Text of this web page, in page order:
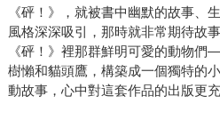
《砰！》，就被書中幽默的故事、
風格深深吸引，那時就非常期待故
《砰！》裡那群鮮明可愛的動物們
樹懶和貓頭鷹，構築成一個獨特的
動故事，心中對這套作品的出版更